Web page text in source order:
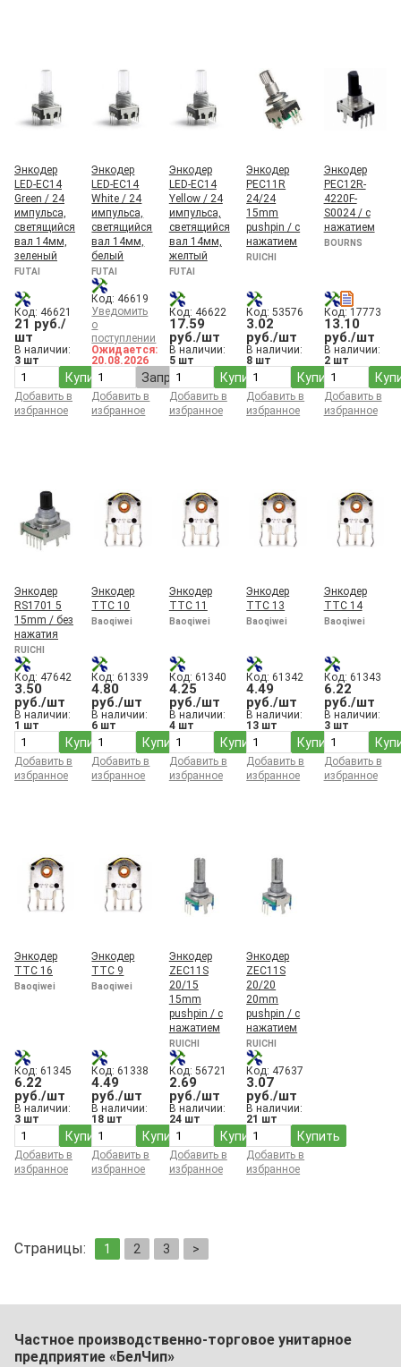
Энкодер
LED-EC14
Green / 24
импульса,
светящийся
вал 14мм,
зеленый
FUTAI
Код: 46621
21 руб./
шт
В наличии:
3 шт
Купить
Добавить в
избранное
Энкодер
LED-EC14
White / 24
импульса,
светящийся
вал 14мм,
белый
FUTAI
Код: 46619
Уведомить
о
поступлении
Ожидается:
20.08.2026
Запросить
Добавить в
избранное
Энкодер
LED-EC14
Yellow / 24
импульса,
светящийся
вал 14мм,
желтый
FUTAI
Код: 46622
17.59
руб./шт
В наличии:
5 шт
Купить
Добавить в
избранное
Энкодер
PEC11R
24/24
15mm
pushpin / с
нажатием
RUICHI
Код: 53576
3.02
руб./шт
В наличии:
8 шт
Купить
Добавить в
избранное
Энкодер
PEC12R-
4220F-
S0024 / с
нажатием
BOURNS
Код: 17773
13.10
руб./шт
В наличии:
2 шт
Добавить в
избранное
Энкодер
RS1701 5
15mm / без
нажатия
RUICHI
Код: 47642
3.50
руб./шт
В наличии:
1 шт
Купить
Добавить в
избранное
Энкодер
TTC 10
Baoqiwei
Код: 61339
4.80
руб./шт
В наличии:
6 шт
Купить
Добавить в
избранное
Энкодер
TTC 11
Baoqiwei
Код: 61340
4.25
руб./шт
В наличии:
4 шт
Купить
Добавить в
избранное
Энкодер
TTC 13
Baoqiwei
Код: 61342
4.49
руб./шт
В наличии:
13 шт
Купить
Добавить в
избранное
Энкодер
TTC 14
Baoqiwei
Код: 61343
6.22
руб./шт
В наличии:
3 шт
Добавить в
избранное
Энкодер
TTC 16
Baoqiwei
Код: 61345
6.22
руб./шт
В наличии:
3 шт
Купить
Добавить в
избранное
Энкодер
TTC 9
Baoqiwei
Код: 61338
4.49
руб./шт
В наличии:
18 шт
Купить
Добавить в
избранное
Энкодер
ZEC11S
20/15
15mm
pushpin / с
нажатием
RUICHI
Код: 56721
2.69
руб./шт
В наличии:
24 шт
Купить
Добавить в
избранное
Энкодер
ZEC11S
20/20
20mm
pushpin / с
нажатием
RUICHI
Код: 47637
3.07
руб./шт
В наличии:
21 шт
Купить
Добавить в
избранное
Страницы: 1 2 3 >
Частное производственно-торговое унитарное
предприятие «БелЧип»